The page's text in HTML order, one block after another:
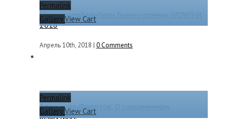
Permalink
GalleryView Cart
Названы победители бизнес-премии WOW!HR
2018
Апрель 10th, 2018 | 0 Comments
Permalink
GalleryView Cart
Александр Федотов. О современном
рекрутинге